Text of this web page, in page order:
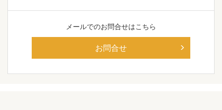
メールでのお問合せはこちら
お問合せ